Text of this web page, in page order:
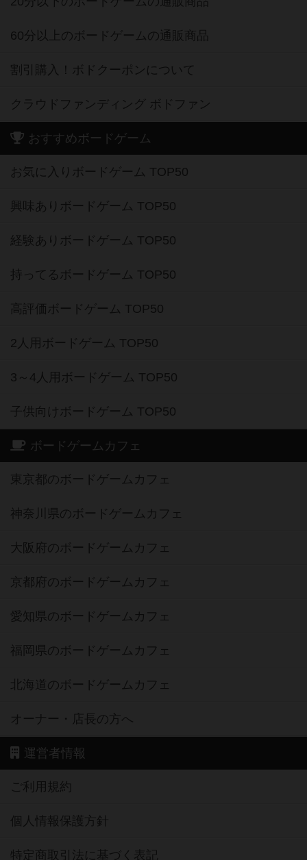
60分以上のボードゲームの通販商品
割引購入！ボドクーポンについて
クラウドファンディング ボドファン
おすすめボードゲーム
お気に入りボードゲーム TOP50
興味ありボードゲーム TOP50
経験ありボードゲーム TOP50
持ってるボードゲーム TOP50
高評価ボードゲーム TOP50
2人用ボードゲーム TOP50
3～4人用ボードゲーム TOP50
子供向けボードゲーム TOP50
ボードゲームカフェ
東京都のボードゲームカフェ
神奈川県のボードゲームカフェ
大阪府のボードゲームカフェ
京都府のボードゲームカフェ
愛知県のボードゲームカフェ
福岡県のボードゲームカフェ
北海道のボードゲームカフェ
オーナー・店長の方へ
運営者情報
ご利用規約
個人情報保護方針
特定商取引法に基づく表記